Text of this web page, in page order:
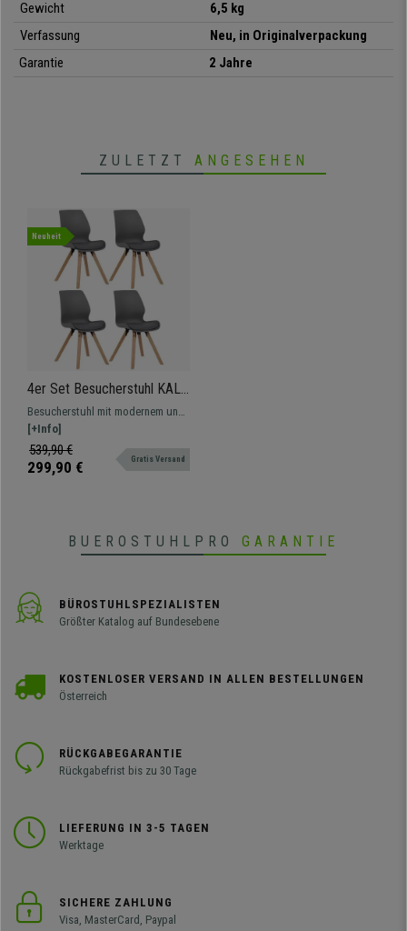
• Bequem gepolsterte Sitzfläche
• Holzstruktur aus massiver Buche
Gewicht
6,5 kg
Verfassung
Neu, in Originalverpackung
Garantie
2 Jahre
ZULETZT ANGESEHEN
Neuheit
4er Set Besucherstuhl KALI,
Stuhlbeine aus Buchenholz,
bequem gepolsterte
Sitzschale, Kunststoff,
Farbe Hellgrau
Besucherstuhl mit modernem und
lebendigem Design, bequem
gepolstert, mit Stuhlbeinen aus
Buchenholz. In verschiedenen
[+Info]
539,90 €
299,90 € Gratis Versand
BUEROSTUHLPRO GARANTIE
BÜROSTUHLSPEZIALISTEN
Größter Katalog auf Bundesebene
KOSTENLOSER VERSAND IN ALLEN BESTELLUNGEN
Österreich
RÜCKGABEGARANTIE
Rückgabefrist bis zu 30 Tage
LIEFERUNG IN 3-5 TAGEN
Werktage
SICHERE ZAHLUNG
Visa, MasterCard, Paypal